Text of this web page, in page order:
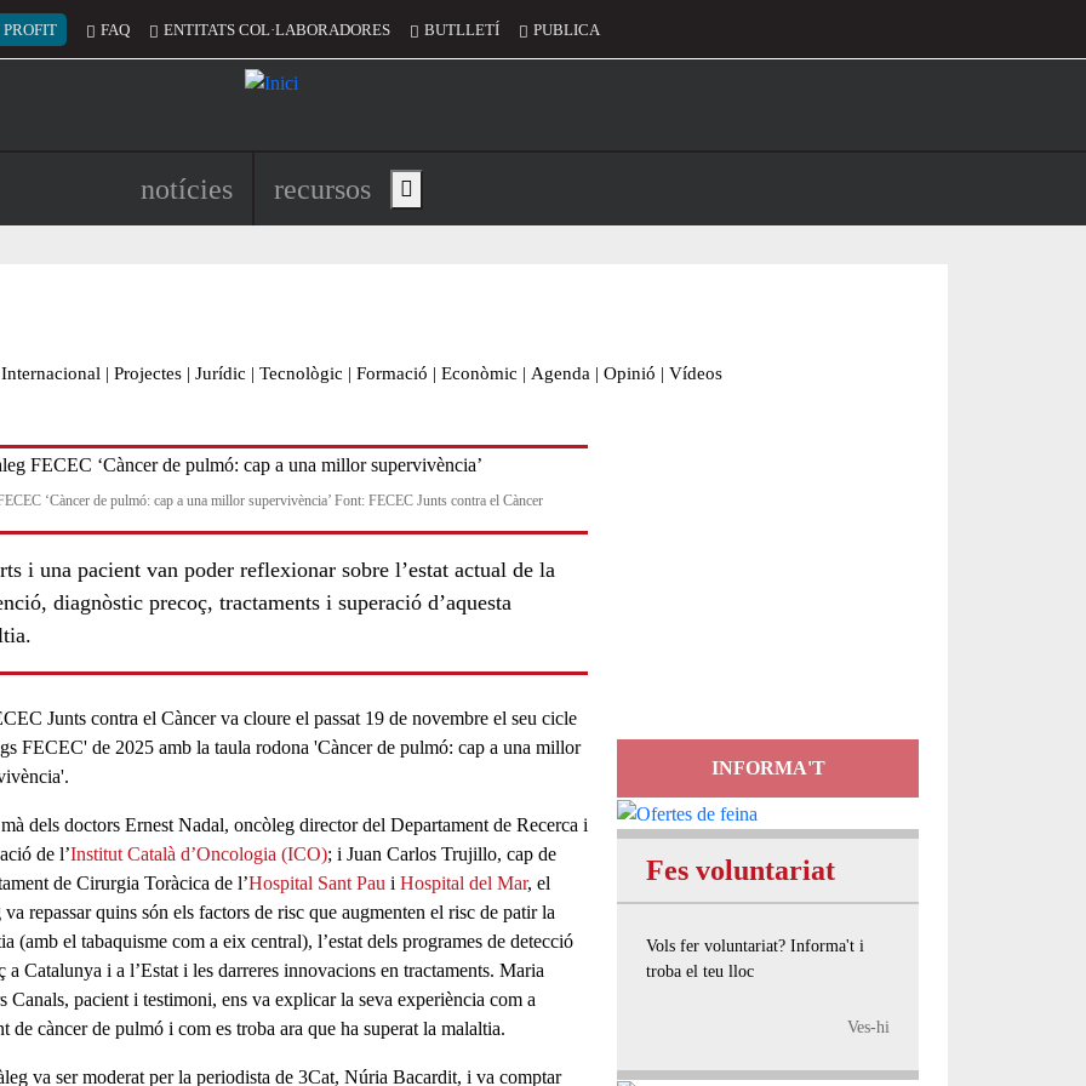
del compte d'usuari
PROFIT FAQ ENTITATS COL·LABORADORES BUTLLETÍ PUBLICA
Navegació principal de l'encapçalament
notícies recursos Show main menu
Internacional | Projectes | Jurídic | Tecnològic | Formació | Econòmic | Agenda | Opinió | Vídeos
‘Càncer de pulmó: cap a una millor supervivència’ Font: FECEC Junts contra el Càncer
i una pacient van poder reflexionar sobre l’estat actual de la
diagnòstic precoç, tractaments i superació d’aquesta
Junts contra el Càncer va cloure el passat 19 de novembre el seu cicle
FECEC' de 2025 amb la taula rodona 'Càncer de pulmó: cap a una millor
dels doctors Ernest Nadal, oncòleg director del Departament de Recerca i
de l’Institut Català d’Oncologia (ICO); i Juan Carlos Trujillo, cap de
de Cirurgia Toràcica de l’Hospital Sant Pau i Hospital del Mar, el
va repassar quins són els factors de risc que augmenten el risc de patir la
(amb el tabaquisme com a eix central), l’estat dels programes de detecció
a Catalunya i a l’Estat i les darreres innovacions en tractaments. Maria
Canals, pacient i testimoni, ens va explicar la seva experiència com a
de càncer de pulmó i com es troba ara que ha superat la malaltia.
va ser moderat per la periodista de 3Cat, Núria Bacardit, i va comptar
INFORMA'T
Fes voluntariat
Vols fer voluntariat? Informa't i
troba el teu lloc
Ves-hi